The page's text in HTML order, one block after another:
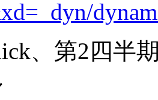
、第2四半